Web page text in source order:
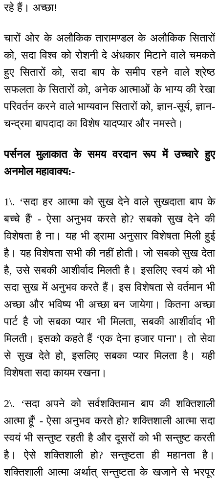
रहे हैं। अच्छा!
चारों ओर के अलौकिक तारामण्डल के अलौकिक सितारों
को, सदा विश्व को रोशनी दे अंधकार मिटाने वाले चमकते
हुए सितारों को, सदा बाप के समीप रहने वाले श्रेष्ठ
सफलता के सितारों को, अनेक आत्माओं के भाग्य की रेखा
परिवर्तन करने वाले भाग्यवान सितारों को, ज्ञान-सूर्य, ज्ञान-
चन्द्रमा बापदादा का विशेष यादप्यार और नमस्ते।
पर्सनल मुलाकात के समय वरदान रूप में उच्चारे हुए
अनमोल महावाक्य:-
1\. ‘सदा हर आत्मा को सुख देने वाले सुखदाता बाप के
बच्चे हैं' - ऐसा अनुभव करते हो? सबको सुख देने की
विशेषता है ना। यह भी ड्रामा अनुसार विशेषता मिली हुई
है। यह विशेषता सभी की नहीं होती। जो सबको सुख देता
है, उसे सबकी आशीर्वाद मिलती है। इसलिए स्वयं को भी
सदा सुख में अनुभव करते हैं। इस विशेषता से वर्तमान भी
अच्छा और भविष्य भी अच्छा बन जायेगा। कितना अच्छा
पार्ट है जो सबका प्यार भी मिलता, सबकी आशीर्वाद भी
मिलती। इसको कहते हैं ‘एक देना हजार पाना'। तो सेवा
से सुख देते हो, इसलिए सबका प्यार मिलता है। यही
विशेषता सदा कायम रखना।
2\. ‘सदा अपने को सर्वशक्तिमान बाप की शक्तिशाली
आत्मा हूँ' - ऐसा अनुभव करते हो? शक्तिशाली आत्मा सदा
स्वयं भी सन्तुष्ट रहती है और दूसरों को भी सन्तुष्ट करती
है। ऐसे शक्तिशाली हो? सन्तुष्टता ही महानता है।
शक्तिशाली आत्मा अर्थात् सन्तुष्टता के खजाने से भरपूर